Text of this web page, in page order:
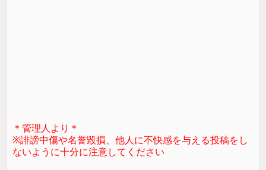
＊管理人より＊
※誹謗中傷や名誉毀損、他人に不快感を与える投稿をし
ないように十分に注意してください